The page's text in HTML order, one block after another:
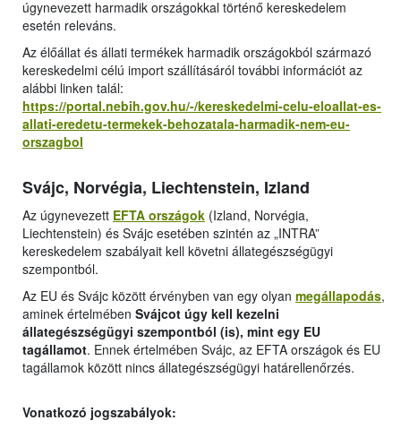
úgynevezett harmadik országokkal történő kereskedelem
esetén releváns.
Az élőállat és állati termékek harmadik országokból származó
kereskedelmi célú import szállításáról további információt az
alábbi linken talál:
https://portal.nebih.gov.hu/-/kereskedelmi-celu-eloallat-es-
allati-eredetu-termekek-behozatala-harmadik-nem-eu-
orszagbol
Svájc, Norvégia, Liechtenstein, Izland
Az úgynevezett EFTA országok (Izland, Norvégia,
Liechtenstein) és Svájc esetében szintén az „INTRA”
kereskedelem szabályait kell követni állategészségügyi
szempontból.
Az EU és Svájc között érvényben van egy olyan megállapodás,
aminek értelmében Svájcot úgy kell kezelni
állategészségügyi szempontból (is), mint egy EU
tagállamot. Ennek értelmében Svájc, az EFTA országok és EU
tagállamok között nincs állategészségügyi határellenőrzés.
Vonatkozó jogszabályok: